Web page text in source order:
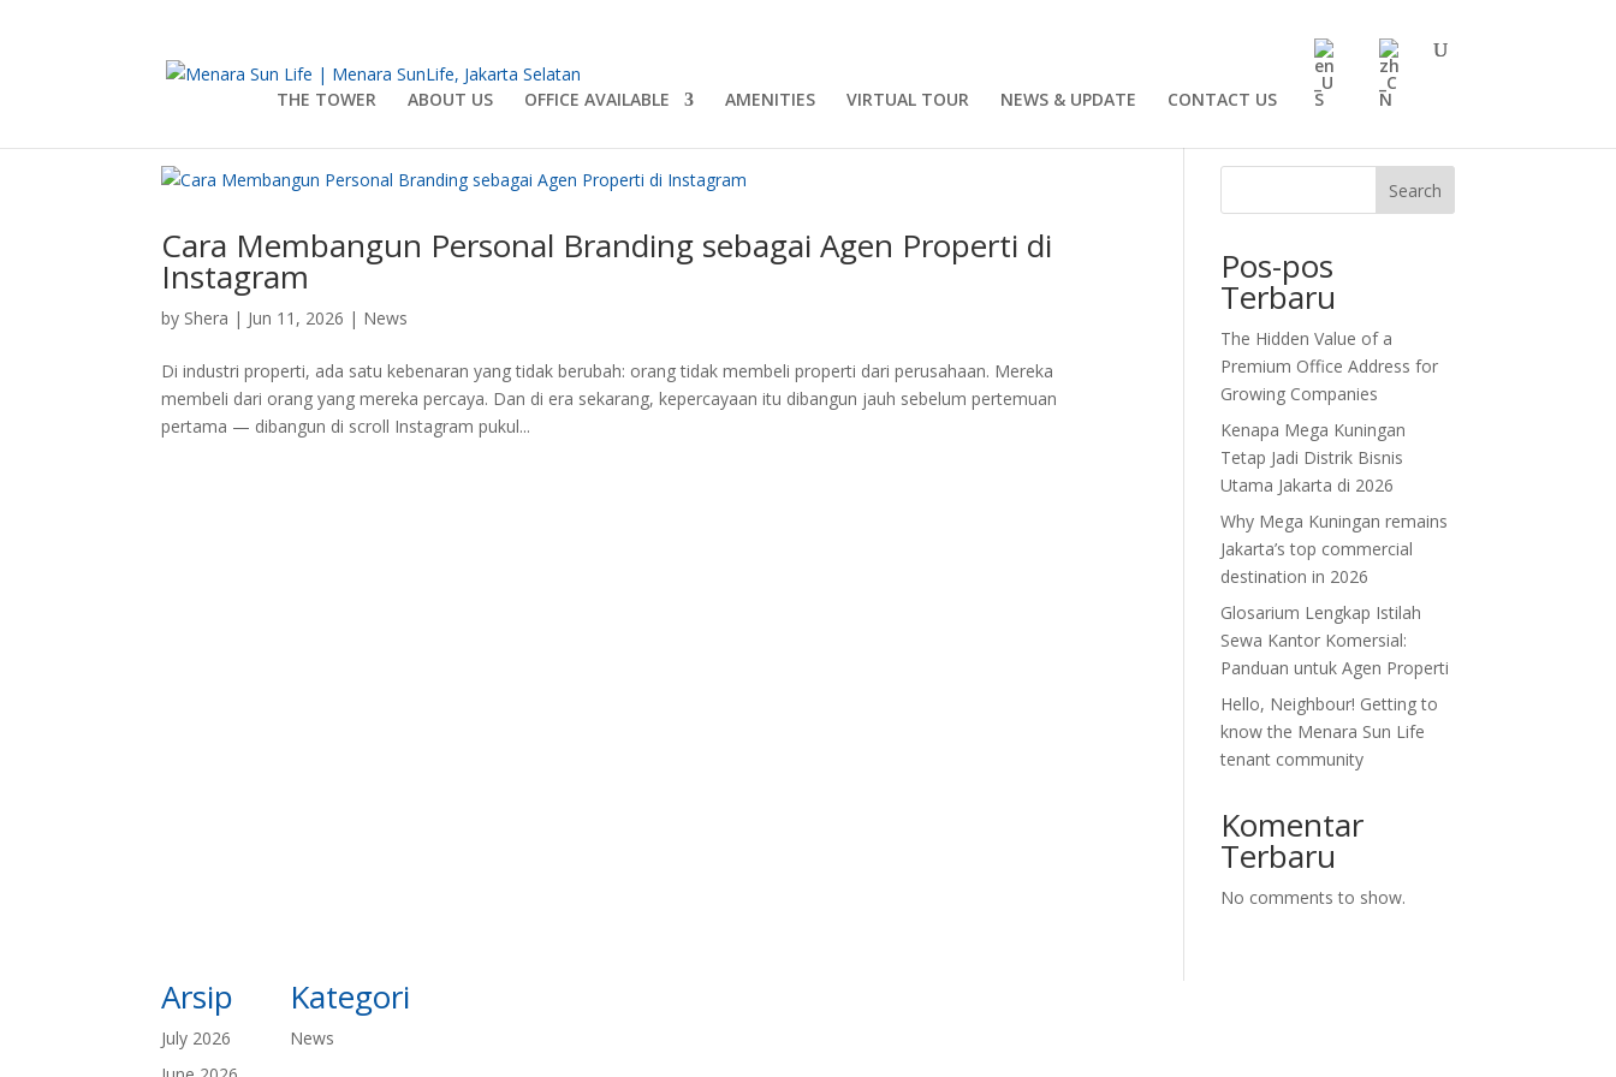
THE TOWER ABOUT US OFFICE AVAILABLE AMENITIES VIRTUAL TOUR NEWS & UPDATE CONTACT US
Cara Membangun Personal Branding sebagai Agen Properti di
Instagram
by Shera | Jun 11, 2026 | News
Di industri properti, ada satu kebenaran yang tidak berubah: orang tidak membeli properti dari perusahaan. Mereka
membeli dari orang yang mereka percaya. Dan di era sekarang, kepercayaan itu dibangun jauh sebelum pertemuan
pertama — dibangun di scroll Instagram pukul...
Search
Pos-pos
Terbaru
The Hidden Value of a
Premium Office Address for
Growing Companies
Kenapa Mega Kuningan
Tetap Jadi Distrik Bisnis
Utama Jakarta di 2026
Why Mega Kuningan remains
Jakarta’s top commercial
destination in 2026
Glosarium Lengkap Istilah
Sewa Kantor Komersial:
Panduan untuk Agen Properti
Hello, Neighbour! Getting to
know the Menara Sun Life
tenant community
Komentar
Terbaru
No comments to show.
Arsip
July 2026
Kategori
News